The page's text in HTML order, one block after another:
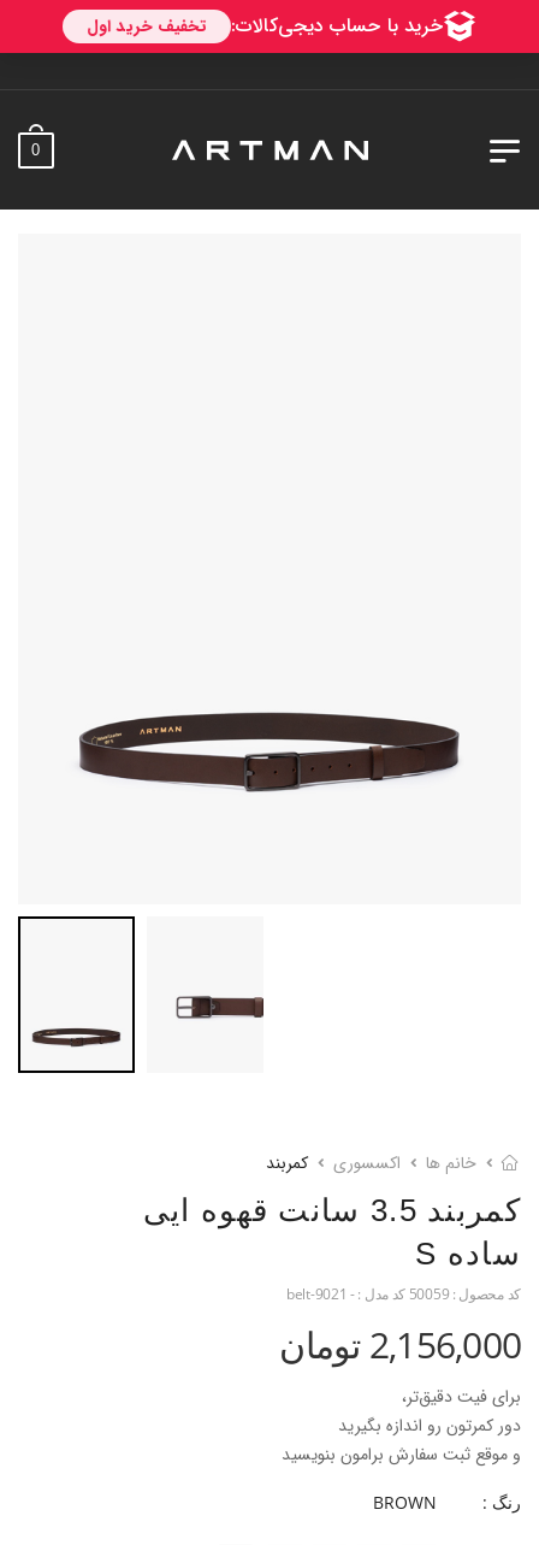
0
خانم ها اکسسوری کمربند
کمربند 3.5 سانت قهوه ایی
ساده S
کد محصول : 50059 کد مدل :- belt-9021
2,156,000 تومان
برای فیت دقیق‌تر،
دور کمرتون رو اندازه بگیرید
و موقع ثبت سفارش برامون بنویسید
رنگ : BROWN